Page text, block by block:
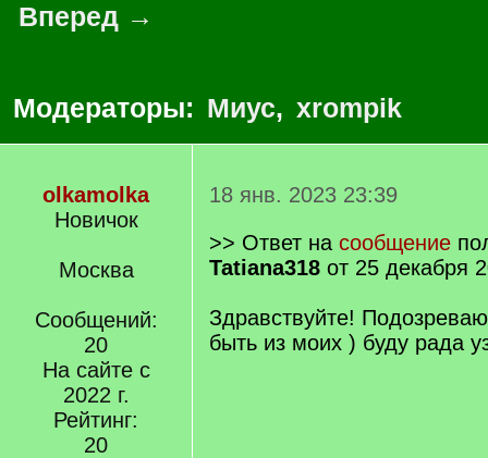
Вперед →
Модераторы: Миус, xrompik
olkamolka
Новичок
Москва
Сообщений:
20
На сайте с
2022 г.
Рейтинг:
20
18 янв. 2023 23:39
>> Ответ на сообщение
Tatiana318 от 25 декабря
Здравствуйте!
быть из моих ) буду рада